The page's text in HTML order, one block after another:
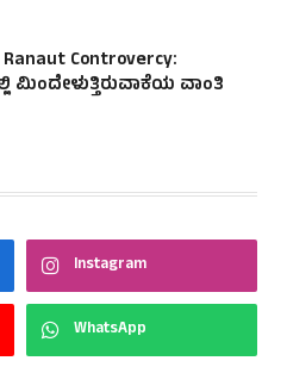
Controvercy:
ಮಿಂದೇಳುತ್ತಿರುವಾಕೆಯ ವಾಂತಿ
Instagram
WhatsApp